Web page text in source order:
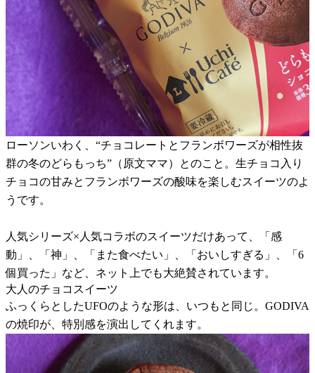
ローソンいわく、“チョコレートとフランボワーズが相性抜
群の冬のどらもっち”（原文ママ）とのこと。生チョコ入り
チョコの甘みとフランボワーズの酸味を楽しむスイーツのよ
うです。
人気シリーズ×人気コラボのスイーツだけあって、「感
動」、「神」、「また食べたい」、「おいしすぎる」、「6
個買った」など、ネット上でも大絶賛されています。
大人のチョコスイーツ
ふっくらとしたUFOのような形は、いつもと同じ。GODIVA
の焼印が、特別感を演出してくれます。